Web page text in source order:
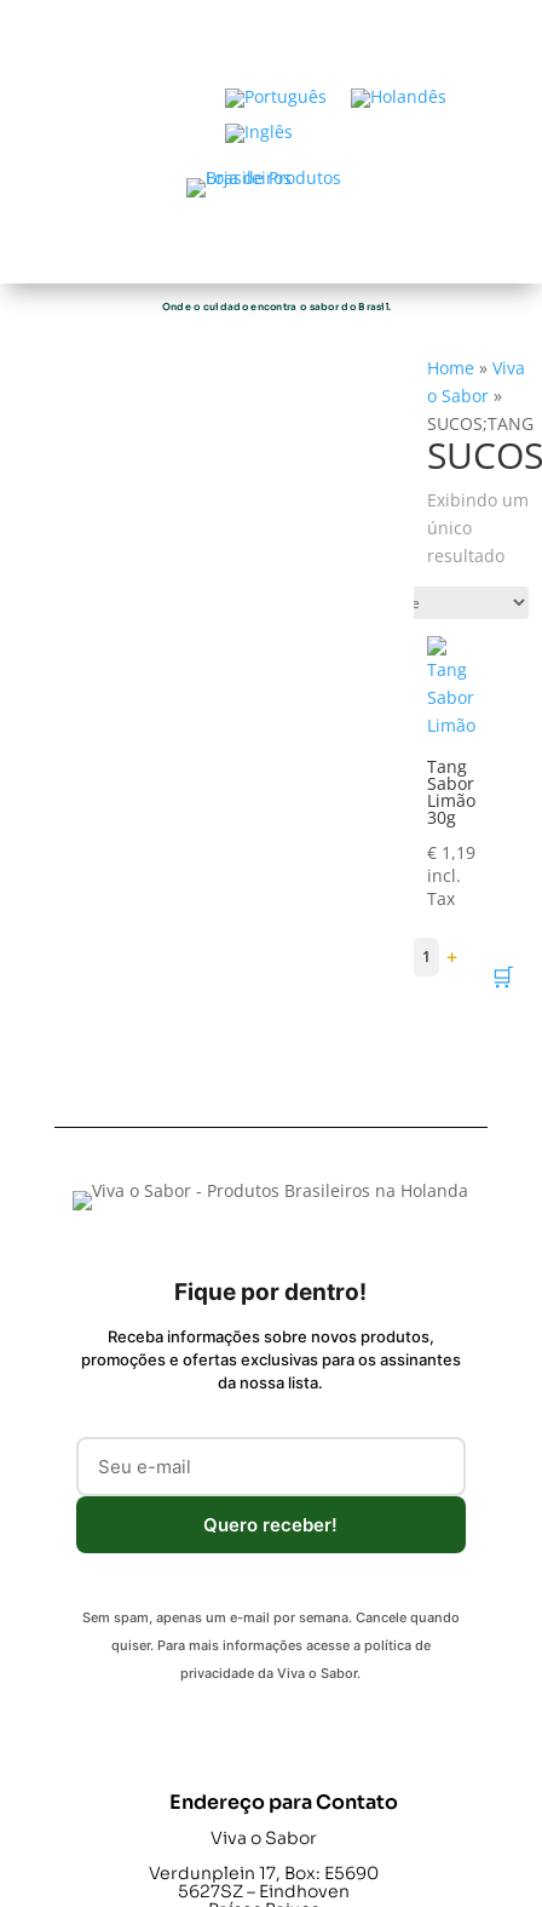
Onde o cuidado encontra o sabor do Brasil.
Home» Viva
o Sabor»
SUCOS;TANG
Exibindo um
único
resultado
Tang
Sabor
Limão
30g
€1,19
incl.
Tax
1 +
🛒
Fique por dentro!
Receba informações sobre novos produtos,
promoções e ofertas exclusivas para os assinantes
da nossa lista.
Quero receber!
Sem spam, apenas um e-mail por semana. Cancele quando
quiser. Para mais informações acesse a política de
privacidade da Viva o Sabor.
Endereço para Contato
Viva o Sabor
Verdunplein 17, Box: E5690
5627SZ – Eindhoven